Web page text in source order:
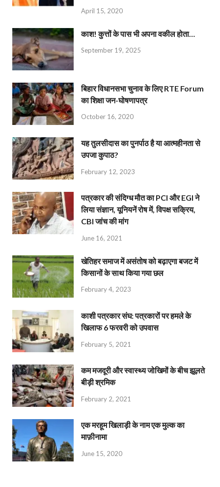
April 15, 2020
काश! कुत्तों के पास भी अपना वकील होता…
September 19, 2025
बिहार विधानसभा चुनाव के लिए RTE Forum
का शिक्षा जन-घोषणापत्र
October 16, 2020
यह तुलसीदास का पुनर्पाठ है या आत्महीनता से
उपजा कुपाठ?
February 12, 2023
पत्रकार की संदिग्ध मौत का PCI और EGI ने
लिया संज्ञान, यूनियनें रोष में, विपक्ष सक्रिय,
CBI जांच की मांग
June 16, 2021
खेतिहर समाज में असंतोष को बढ़ाएगा बजट में
किसानों के साथ किया गया छल
February 4, 2023
काशी पत्रकार संघ: पत्रकारों पर हमले के
खिलाफ 6 फरवरी को उपवास
February 5, 2021
कम मजदूरी और स्वास्थ्य जोखिमों के बीच झूलते
बीड़ी श्रमिक
February 2, 2021
एक मरहूम खिलाड़ी के नाम एक मुल्क का
माफ़ीनामा
June 15, 2020